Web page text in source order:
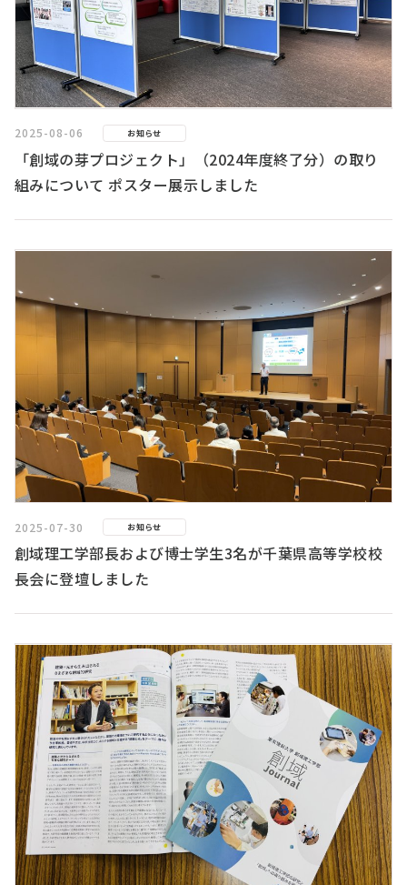
2025-08-06 お知らせ
「創域の芽プロジェクト」（2024年度終了分）の取り
組みについて ポスター展示しました
2025-07-30 お知らせ
創域理工学部長および博士学生3名が千葉県高等学校校
長会に登壇しました